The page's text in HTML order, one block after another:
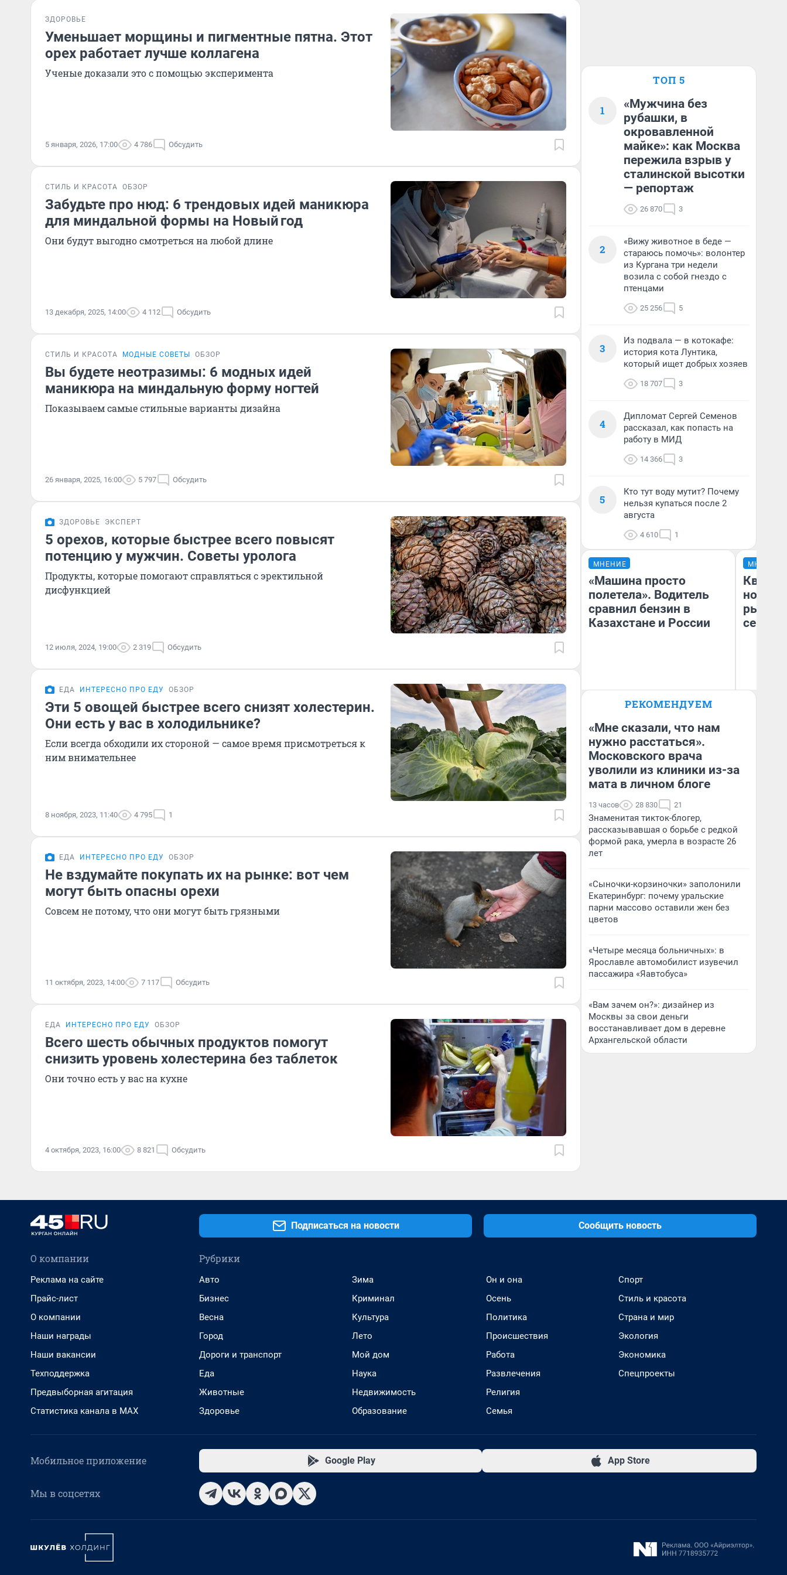
ЗДОРОВЬЕ
Уменьшает морщины и пигментные пятна. Этот
орех работает лучше коллагена
Ученые доказали это с помощью эксперимента
5 января, 2026, 17:00 4 786 Обсудить
СТИЛЬ И КРАСОТА ОБЗОР
Забудьте про нюд: 6 трендовых идей маникюра
для миндальной формы на Новый год
Они будут выгодно смотреться на любой длине
13 декабря, 2025, 14:00 4 112 Обсудить
СТИЛЬ И КРАСОТА МОДНЫЕ СОВЕТЫ ОБЗОР
Вы будете неотразимы: 6 модных идей
маникюра на миндальную форму ногтей
Показываем самые стильные варианты дизайна
26 января, 2025, 16:00 5 797 Обсудить
ЗДОРОВЬЕ ЭКСПЕРТ
5 орехов, которые быстрее всего повысят
потенцию у мужчин. Советы уролога
Продукты, которые помогают справляться с эректильной
дисфункцией
12 июля, 2024, 19:00 2 319 Обсудить
ЕДА ИНТЕРЕСНО ПРО ЕДУ ОБЗОР
Эти 5 овощей быстрее всего снизят холестерин.
Они есть у вас в холодильнике?
Если всегда обходили их стороной — самое время присмотреться к
ним внимательнее
8 ноября, 2023, 11:40 4 795 1
ЕДА ИНТЕРЕСНО ПРО ЕДУ ОБЗОР
Не вздумайте покупать их на рынке: вот чем
могут быть опасны орехи
Совсем не потому, что они могут быть грязными
11 октября, 2023, 14:00 7 117 Обсудить
ЕДА ИНТЕРЕСНО ПРО ЕДУ ОБЗОР
Всего шесть обычных продуктов помогут
снизить уровень холестерина без таблеток
Они точно есть у вас на кухне
4 октября, 2023, 16:00 8 821 Обсудить
ТОП 5
1
«Мужчина без
рубашки, в
окровавленной
майке»: как Москва
пережила взрыв у
сталинской высотки
— репортаж
26 870 3
2
«Вижу животное в беде —
стараюсь помочь»: волонтер
из Кургана три недели
возила с собой гнездо с
птенцами
25 256 5
3
Из подвала — в котокафе:
история кота Лунтика,
который ищет добрых хозяев
18 707 3
4
Дипломат Сергей Семенов
рассказал, как попасть на
работу в МИД
14 366 3
5
Кто тут воду мутит? Почему
нельзя купаться после 2
августа
4 610 1
МНЕНИЕ
«Машина просто
полетела». Водитель
сравнил бензин в
Казахстане и России
Анатолий Кузнецов
МНЕНИЕ
но
рынок
РЕКОМЕНДУЕМ
«Мне сказали, что нам
нужно расстаться».
Московского врача
уволили из клиники из-за
мата в личном блоге
13 часов 28 830 21
Знаменитая тикток-блогер,
рассказывавшая о борьбе с редкой
формой рака, умерла в возрасте 26
лет
«Сыночки-корзиночки» заполонили
Екатеринбург: почему уральские
парни массово оставили жен без
цветов
«Четыре месяца больничных»: в
Ярославле автомобилист изувечил
пассажира «Яавтобуса»
«Вам зачем он?»: дизайнер из
Москвы за свои деньги
восстанавливает дом в деревне
Архангельской области
Подписаться на новости Сообщить новость
О компании
Реклама на сайте
Прайс-лист
О компании
Наши награды
Наши вакансии
Техподдержка
Предвыборная агитация
Статистика канала в MAX
Рубрики
Авто
Бизнес
Весна
Город
Дороги и транспорт
Еда
Животные
Здоровье
Зима
Криминал
Культура
Лето
Мой дом
Наука
Недвижимость
Образование
Он и она
Осень
Политика
Происшествия
Работа
Развлечения
Религия
Семья
Спорт
Стиль и красота
Страна и мир
Экология
Экономика
Спецпроекты
Мобильное приложение Google Play App Store
Мы в соцсетях